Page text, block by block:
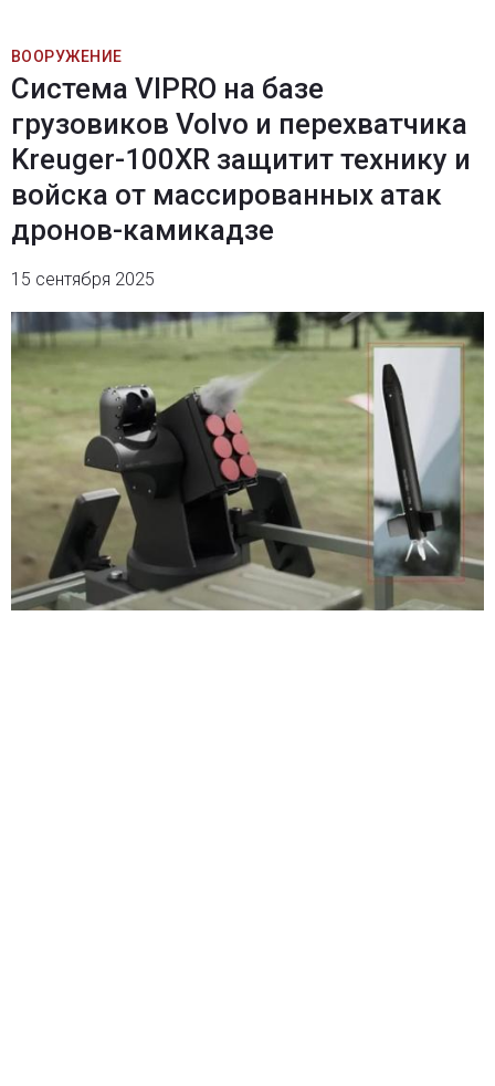
ВООРУЖЕНИЕ
Система VIPRO на базе
грузовиков Volvo и перехватчика
Kreuger-100XR защитит технику и
войска от массированных атак
дронов-камикадзе
15 сентября 2025